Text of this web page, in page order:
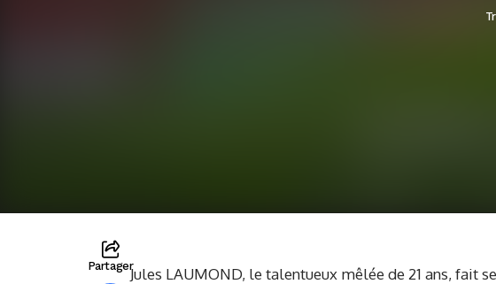
PartagerJules LAUMOND, le talentueux mêlée de 21 ans, fait